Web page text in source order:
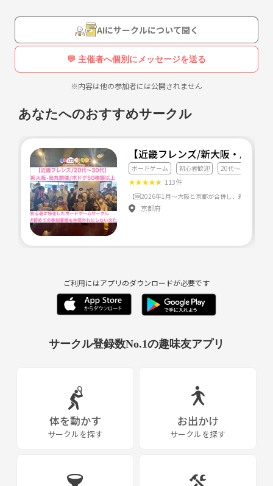
AIにサークルについて聞く
💬 主催者へ個別にメッセージを送る
※内容は他の参加者には公開されません
あなたへのおすすめサークル
【近畿フレンズ/新大阪・烏丸
ボードゲーム 初心者歓迎 20代〜30代
★★★★★ 113件
京都府
ご利用にはアプリのダウンロードが必要です
サークル登録数No.1の趣味友アプリ
体を動かす
サークルを探す
お出かけ
サークルを探す